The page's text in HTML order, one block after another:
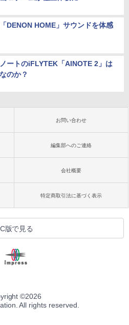
DENON HOME」サウンドを体感
ートのiFLYTEK「AINOTE 2」は
のか？
お問い合わせ
編集部へのご連絡
会社概要
特定商取引法に基づく表示
版で見る
©2026
All rights reserved.